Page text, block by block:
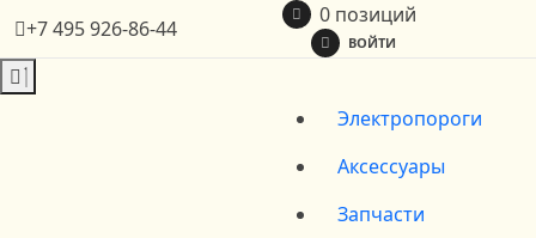
+7 495 926-86-44
0 позиций
ВОЙТИ
Электропороги
Аксессуары
Запчасти